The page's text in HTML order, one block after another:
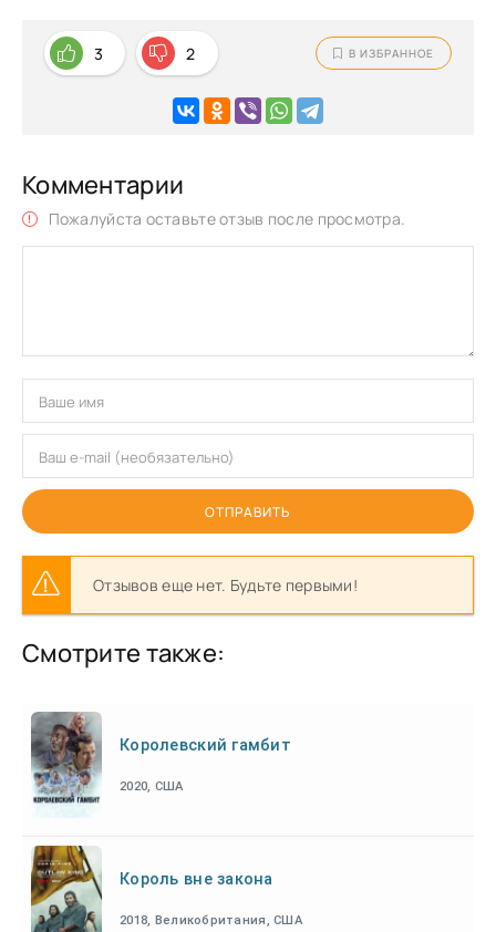
3 2 В ИЗБРАННОЕ
Комментарии
Пожалуйста оставьте отзыв после просмотра.
ОТПРАВИТЬ
Отзывов еще нет. Будьте первыми!
Смотрите также:
Королевский гамбит
2020, США
Король вне закона
2018, Великобритания, США